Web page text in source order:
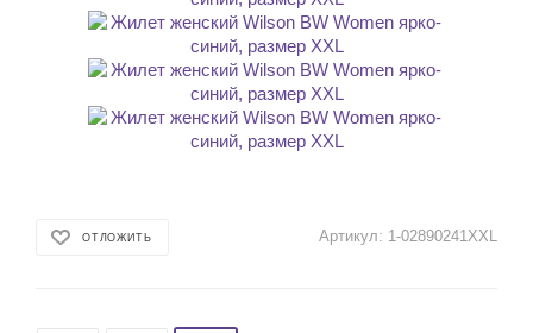
ОТЛОЖИТЬ Артикул: 1-02890241XXL